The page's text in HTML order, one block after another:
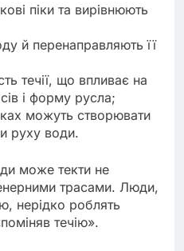
піки та вирівнюють
й перенаправляють її
течії, що впливає на
і форму русла;
можуть створювати
руху води.
може текти не
трасами. Люди,
нерідко роблять
течію».